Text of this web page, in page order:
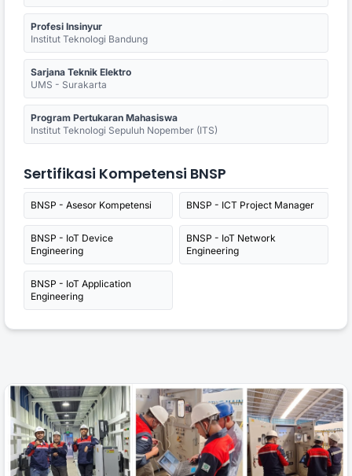
Profesi Insinyur
Institut Teknologi Bandung
Sarjana Teknik Elektro
UMS - Surakarta
Program Pertukaran Mahasiswa
Institut Teknologi Sepuluh Nopember (ITS)
Sertifikasi Kompetensi BNSP
BNSP - Asesor Kompetensi BNSP - ICT Project Manager
BNSP - IoT Device
Engineering
BNSP - IoT Network
Engineering
BNSP - IoT Application
Engineering